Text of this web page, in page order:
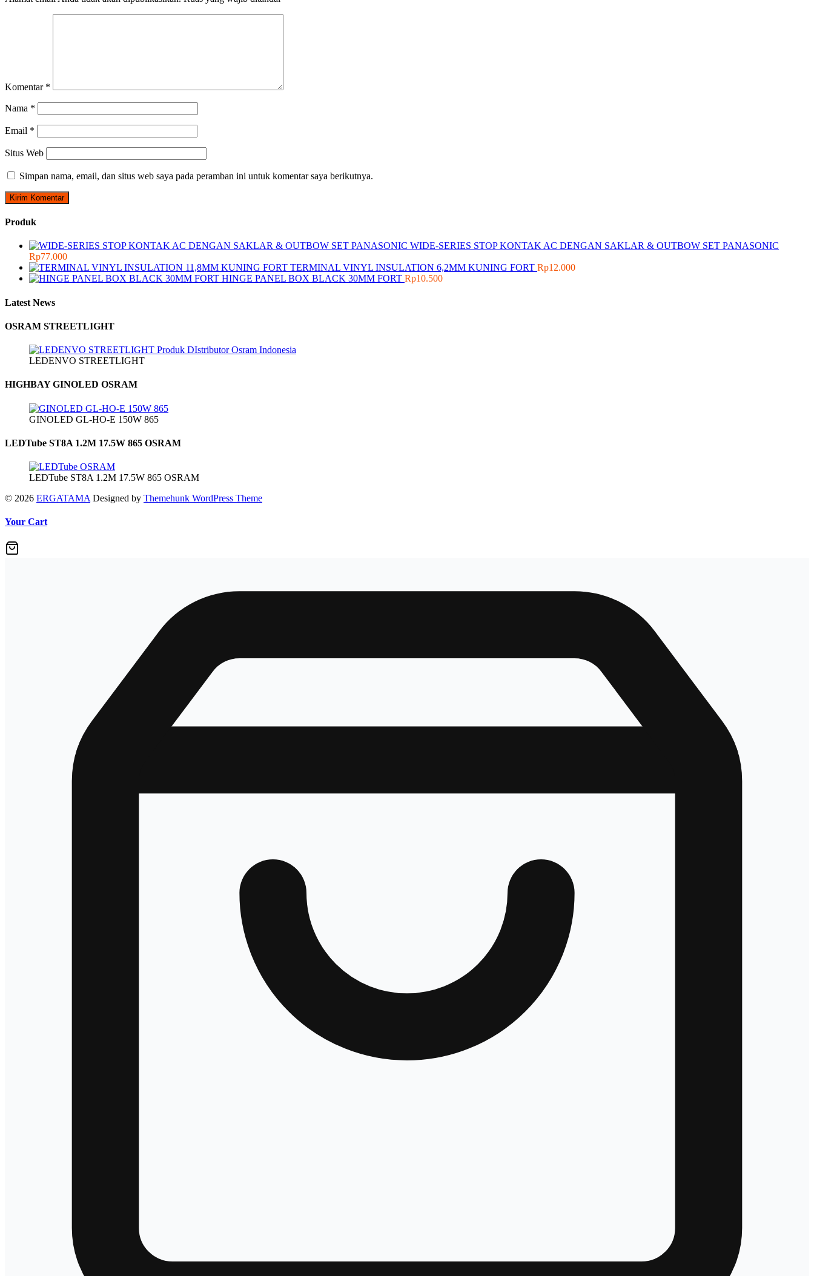
Komentar *
Nama *
Email *
Situs Web
Simpan nama, email, dan situs web saya pada peramban ini untuk komentar saya berikutnya.
Produk
WIDE-SERIES STOP KONTAK AC DENGAN SAKLAR & OUTBOW SET PANASONIC
Rp77.000
TERMINAL VINYL INSULATION 6,2MM KUNING FORT Rp12.000
HINGE PANEL BOX BLACK 30MM FORT Rp10.500
Latest News
OSRAM STREETLIGHT
LEDENVO STREETLIGHT
HIGHBAY GINOLED OSRAM
GINOLED GL-HO-E 150W 865
LEDTube ST8A 1.2M 17.5W 865 OSRAM
LEDTube ST8A 1.2M 17.5W 865 OSRAM
© 2026 ERGATAMA Designed by Themehunk WordPress Theme
Your Cart